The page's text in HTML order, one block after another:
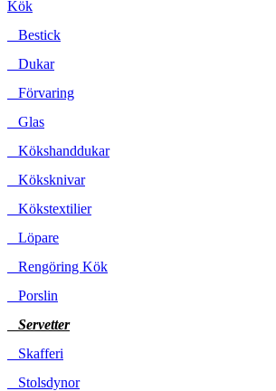
Kök
Bestick
Dukar
Förvaring
Glas
Kökshanddukar
Köksknivar
Kökstextilier
Löpare
Rengöring Kök
Porslin
Servetter
Skafferi
Stolsdynor